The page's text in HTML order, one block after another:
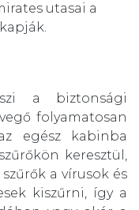
utasai a
a biztonsági
folyamatosan
egész kabinba
keresztül,
a vírusok és
kiszűrni, így a